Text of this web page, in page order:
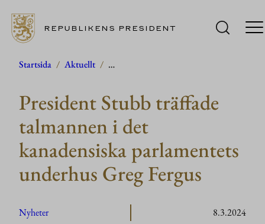
Hoppa
innehåll
REPUBLIKENS PRESIDENT
Startsida / Aktuellt / …
President Stubb träffade
talmannen i det
kanadensiska parlamentets
underhus Greg Fergus
Nyheter 8.3.2024